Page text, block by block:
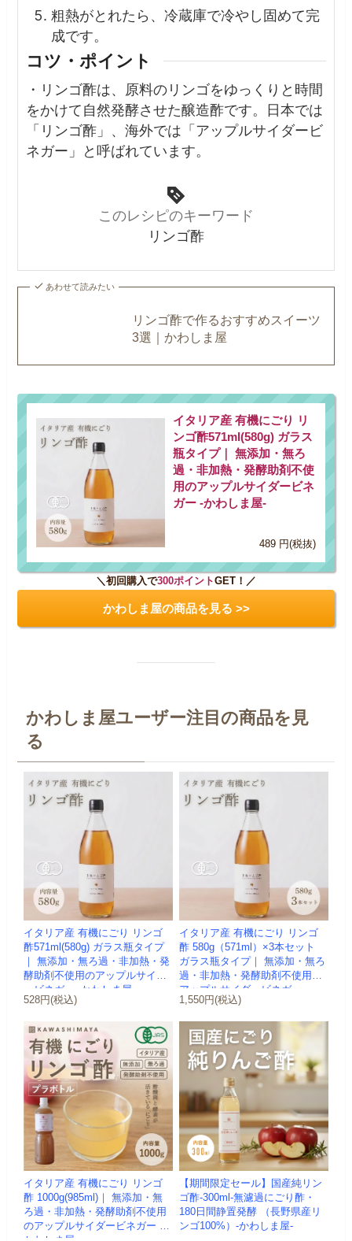
粗熱がとれたら、冷蔵庫で冷やし固めて完
成です。
コツ・ポイント
・リンゴ酢は、原料のリンゴをゆっくりと時間
をかけて自然発酵させた醸造酢です。日本では
「リンゴ酢」、海外では「アップルサイダービ
ネガー」と呼ばれています。
このレシピのキーワード
リンゴ酢
あわせて読みたい
リンゴ酢で作るおすすめスイーツ
3選｜かわしま屋
イタリア産 有機にごり リ
ンゴ酢571ml(580g) ガラス
瓶タイプ｜ 無添加・無ろ
過・非加熱・発酵助剤不使
用のアップルサイダービネ
ガー -かわしま屋-
489 円(税抜)
＼初回購入で300ポイントGET！／
かわしま屋の商品を見る >>
かわしま屋ユーザー注目の商品を見
る
イタリア産 有機にごり リンゴ
酢571ml(580g) ガラス瓶タイプ
｜ 無添加・無ろ過・非加熱・発
酵助剤不使用のアップルサイダ
ービネガー -かわしま屋-
528円(税込)
イタリア産 有機にごり リンゴ
酢 580g（571ml）×3本セット
ガラス瓶タイプ｜ 無添加・無ろ
過・非加熱・発酵助剤不使用の
アップルサイダービネガー ...
1,550円(税込)
イタリア産 有機にごり リンゴ
酢 1000g(985ml)｜ 無添加・無
ろ過・非加熱・発酵助剤不使用
のアップルサイダービネガー -
【期間限定セール】国産純リン
ゴ酢-300ml-無濾過にごり酢・
180日間静置発酵 （長野県産リ
ンゴ100%）-かわしま屋-